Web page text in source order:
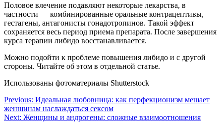
Половое влечение подавляют некоторые лекарства, в
частности — комбинированные оральные контрацептивы,
гестагены, антагонисты гонадотропинов. Такой эффект
сохраняется весь период приема препарата. После завершения
курса терапии либидо восстанавливается.
Можно подойти к проблеме повышения либидо и с другой
стороны. Читайте об этом в отдельной статье.
Использованы фотоматериалы Shutterstock
Навигация
по
Previous: Идеальная любовница: как перфекционизм мешает
женщинам наслаждаться сексом
Next: Женщины и андрогены: сложные взаимоотношения